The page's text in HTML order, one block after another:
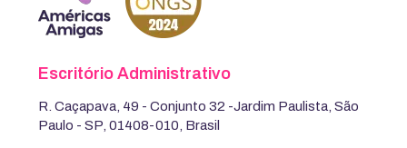
Escritório Administrativo
R. Caçapava, 49 - Conjunto 32 -Jardim Paulista, São
Paulo - SP, 01408-010, Brasil